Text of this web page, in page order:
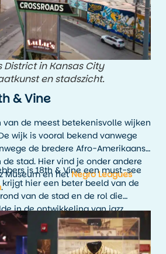
District in Kansas City
en stadszicht.
& Vine
van de meest betekenisvolle wijken
wijk is vooral bekend vanwege
de bredere Afro-Amerikaanse
stad. Hier vind je onder andere
Museum en hetNegro Leagues
.
is 18th & Vine een must-see
krijgt hier een beter beeld van de
van de stad en de rol die
in de ontwikkeling van jazz.
bij voorkeur met live
zodat de geschiedenis ook echt